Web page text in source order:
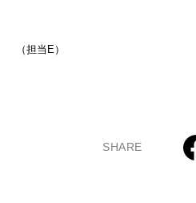
（担当E）
SHARE